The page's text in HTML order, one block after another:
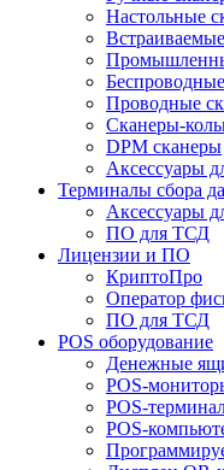
Настольные
Проводные
Сканеры-
DPM сканеры
Аксессуары
Терминалы сбора
Аксессуары
ПО для ТСД
Лицензии и ПО
КриптоПро
Оператор
ПО для ТСД
POS оборудование
Денежные
POS-
POS-
POS-